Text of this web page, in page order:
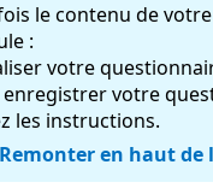
le contenu de
:
votre
enregistrer votre
les instructions.
Remonter en haut de